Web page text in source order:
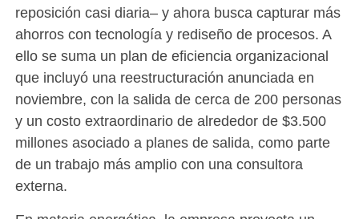
reposición casi diaria– y ahora busca capturar más
ahorros con tecnología y rediseño de procesos. A
ello se suma un plan de eficiencia organizacional
que incluyó una reestructuración anunciada en
noviembre, con la salida de cerca de 200 personas
y un costo extraordinario de alrededor de $3.500
millones asociado a planes de salida, como parte
de un trabajo más amplio con una consultora
externa.